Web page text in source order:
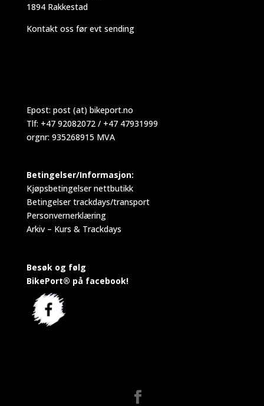
1894 Rakkestad
Kontakt oss før evt sending
Epost: post (at) bikeport.no
Tlf: +47 92082072 / +47 47931999
orgnr: 935268915 MVA
Betingelser/Informasjon:
Kjøpsbetingelser nettbutikk
Betingelser trackdays/transport
Personvernerklæring
Arkiv – Kurs & Trackdays
Besøk og følg
BikePort® på facebook!